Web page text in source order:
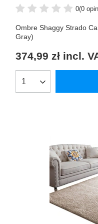
0(0
Ombre Shaggy Strado
Gray)
374,99 zł incl.